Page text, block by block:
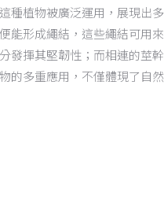
植物被廣泛運用，展現出
能形成繩結，這些繩結可用
發揮其堅韌性；而相連的莖
的多重應用，不僅體現了自